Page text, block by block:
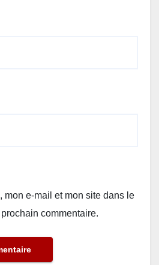
mon e-mail et mon site dans le
commentaire.